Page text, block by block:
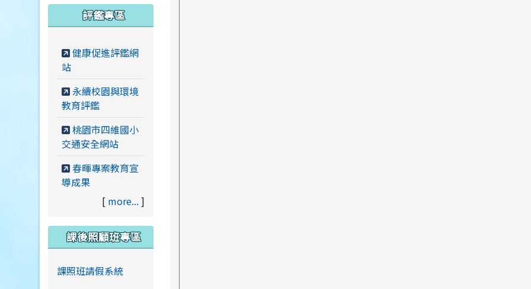
評鑑專區
健康促進評鑑網
站
永續校園與環境
教育評鑑
桃園市四維國小
交通安全網站
春暉專案教育宣
導成果
[ more... ]
課後照顧班專區
課照班請假系統